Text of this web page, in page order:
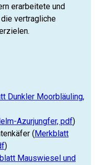
erarbeitete und
vertragliche
Dunkler Moorbläuling,
Azurjungfer, pdf)
( Merkblatt
)
Mauswiesel und